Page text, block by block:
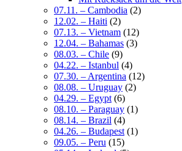
07.11. – Cambodia (2)
12.02. – Haiti (2)
07.13. – Vietnam (12)
12.04. – Bahamas (3)
08.03. – Chile (9)
04.22. – Istanbul (4)
07.30. – Argentina (12)
08.08. – Uruguay (2)
04.29. – Egypt (6)
08.10. – Paraguay (1)
08.14. – Brazil (4)
04.26. – Budapest (1)
09.05. – Peru (15)